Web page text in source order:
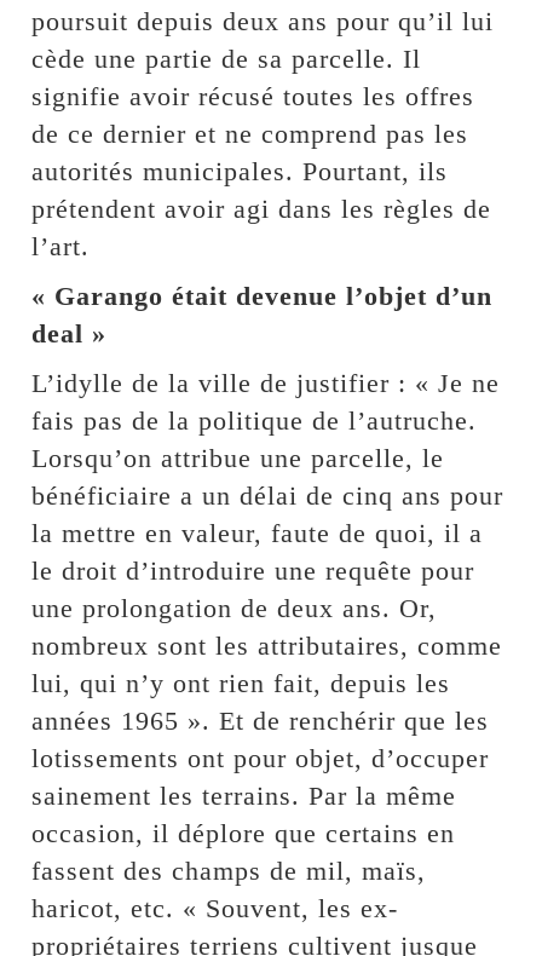
poursuit depuis deux ans pour qu’il lui
cède une partie de sa parcelle. Il
signifie avoir récusé toutes les offres
de ce dernier et ne comprend pas les
autorités municipales. Pourtant, ils
prétendent avoir agi dans les règles de
l’art.
« Garango était devenue l’objet d’un
deal »
L’idylle de la ville de justifier : « Je ne
fais pas de la politique de l’autruche.
Lorsqu’on attribue une parcelle, le
bénéficiaire a un délai de cinq ans pour
la mettre en valeur, faute de quoi, il a
le droit d’introduire une requête pour
une prolongation de deux ans. Or,
nombreux sont les attributaires, comme
lui, qui n’y ont rien fait, depuis les
années 1965 ». Et de renchérir que les
lotissements ont pour objet, d’occuper
sainement les terrains. Par la même
occasion, il déplore que certains en
fassent des champs de mil, maïs,
haricot, etc. « Souvent, les ex-
propriétaires terriens cultivent jusque